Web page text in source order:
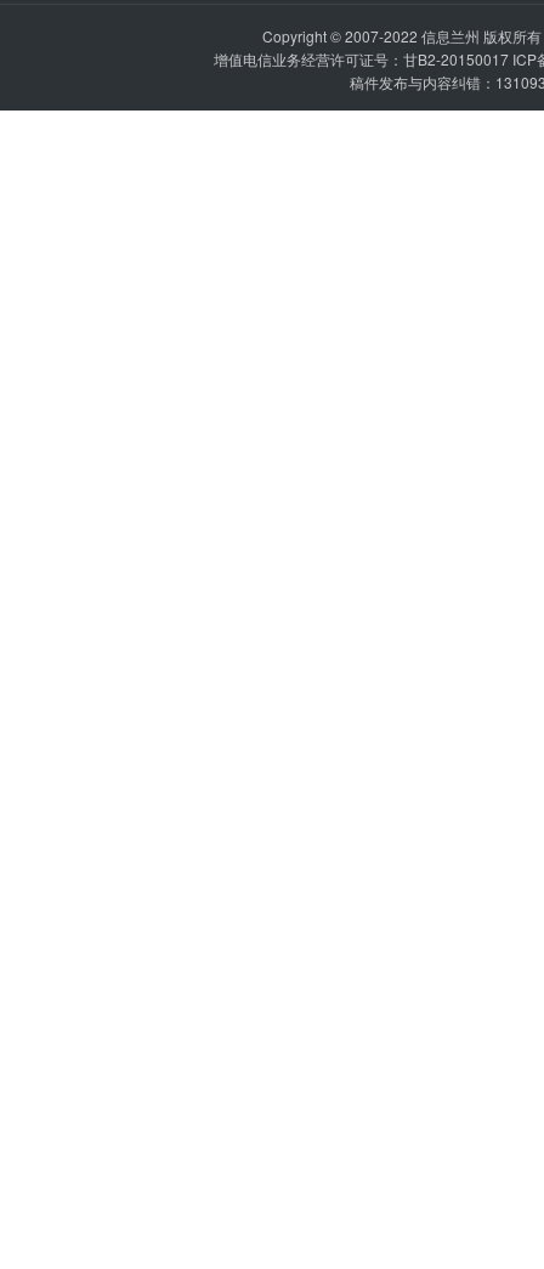
Copyright © 2007-2022 信息兰州 版权所
增值电信业务经营许可证号：甘B2-20150017 ICP
稿件发布与内容纠错：